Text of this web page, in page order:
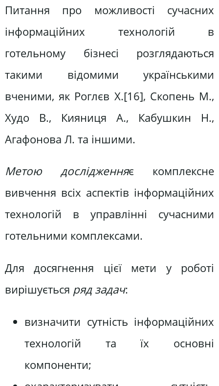
Питання про можливості сучасних
інформаційних технологій в
готельному бізнесі розглядаються
такими відомими українськими
вченими, як Роглєв Х.[16], Скопень М.,
Худо В., Кияниця А., Кабушкин Н.,
Агафонова Л. та іншими.
Метою дослідженняє комплексне
вивчення всіх аспектів інформаційних
технологій в управлінні сучасними
готельними комплексами.
Для досягнення цієї мети у роботі
вирішується ряд задач:
визначити сутність інформаційних
технологій та їх основні
компоненти;